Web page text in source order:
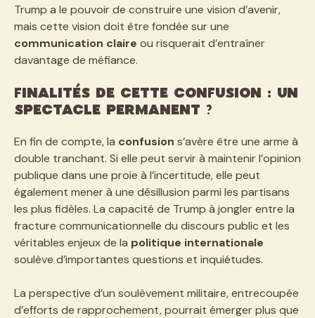
Trump a le pouvoir de construire une vision d’avenir,
mais cette vision doit être fondée sur une
communication claire ou risquerait d’entraîner
davantage de méfiance.
Finalités de cette confusion : un
spectacle permanent ?
En fin de compte, la confusion s’avère être une arme à
double tranchant. Si elle peut servir à maintenir l’opinion
publique dans une proie à l’incertitude, elle peut
également mener à une désillusion parmi les partisans
les plus fidèles. La capacité de Trump à jongler entre la
fracture communicationnelle du discours public et les
véritables enjeux de la politique internationale
soulève d’importantes questions et inquiétudes.
La perspective d’un soulèvement militaire, entrecoupée
d’efforts de rapprochement, pourrait émerger plus que